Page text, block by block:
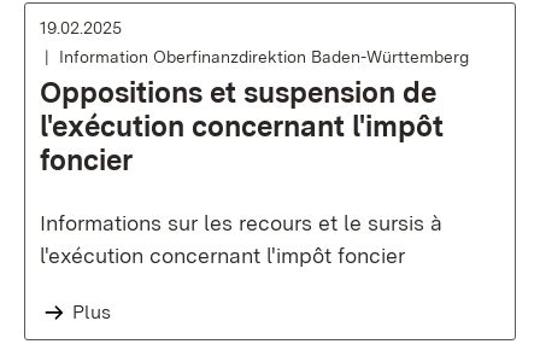
19.02.2025
Information Oberfinanzdirektion Baden-Württemberg
Oppositions et suspension de
l'exécution concernant l'impôt
foncier
Informations sur les recours et le sursis à
l'exécution concernant l'impôt foncier
Plus